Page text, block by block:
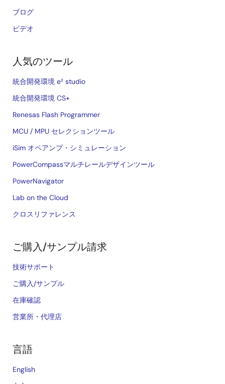
ブログ
ビデオ
人気のツール
統合開発環境 e² studio
統合開発環境 CS+
Renesas Flash Programmer
MCU / MPU セレクションツール
iSim オペアンプ・シミュレーション
PowerCompassマルチレールデザインツール
PowerNavigator
Lab on the Cloud
クロスリファレンス
ご購入/サンプル請求
技術サポート
ご購入/サンプル
在庫確認
営業所・代理店
言語
English